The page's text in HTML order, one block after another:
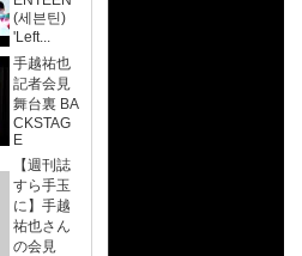
(세븐틴)
'Left...
手越祐也
記者会見
舞台裏 BA
CKSTAG
E
【週刊誌
すら手玉
に】手越
祐也さん
の会見